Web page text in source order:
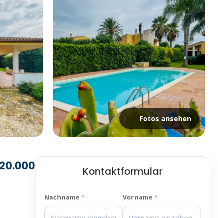
Fotos ansehen
Kontaktformular
Nachname Vorname